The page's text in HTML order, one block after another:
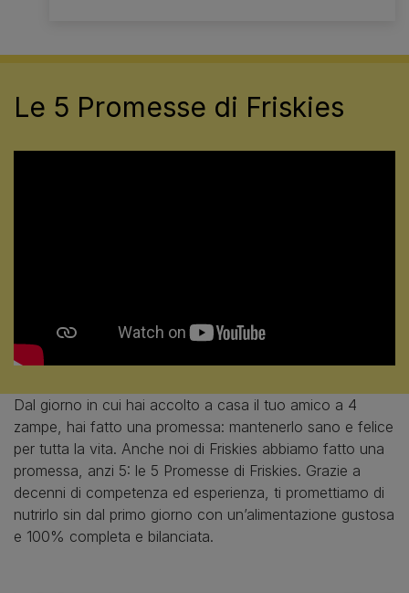
Le 5 Promesse di Friskies
Dal giorno in cui hai accolto a casa il tuo amico a 4
zampe, hai fatto una promessa: mantenerlo sano e felice
per tutta la vita. Anche noi di Friskies abbiamo fatto una
promessa, anzi 5: le 5 Promesse di Friskies. Grazie a
decenni di competenza ed esperienza, ti promettiamo di
nutrirlo sin dal primo giorno con un’alimentazione gustosa
e 100% completa e bilanciata.​